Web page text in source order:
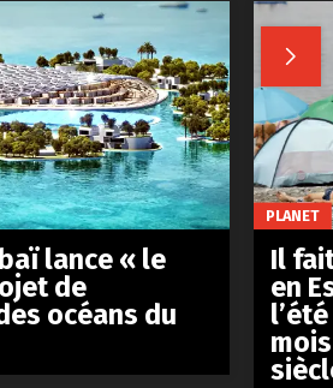

lance « le
de
océans du
PLANET
Il
en